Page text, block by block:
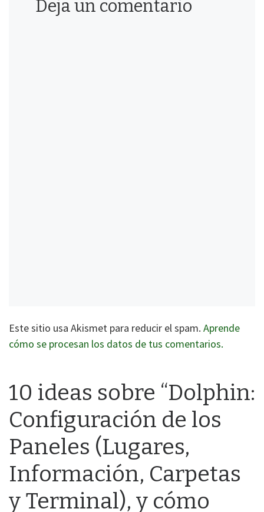
Deja un comentario
Este sitio usa Akismet para reducir el spam. Aprende
cómo se procesan los datos de tus comentarios.
10 ideas sobre “Dolphin:
Configuración de los
Paneles (Lugares,
Información, Carpetas
y Terminal), y cómo